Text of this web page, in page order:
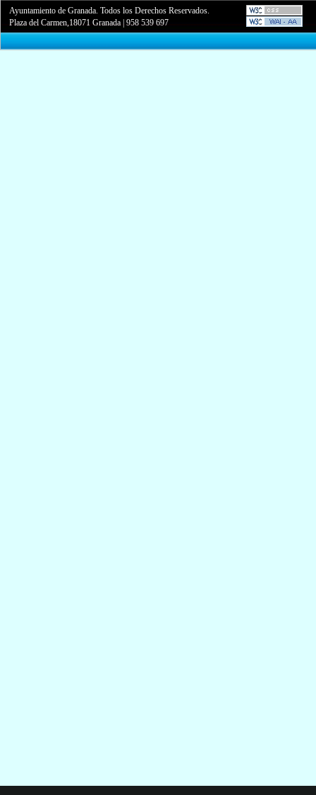
Ayuntamiento de Granada. Todos los Derechos Reservados.
Plaza del Carmen,18071 Granada |958 539 697